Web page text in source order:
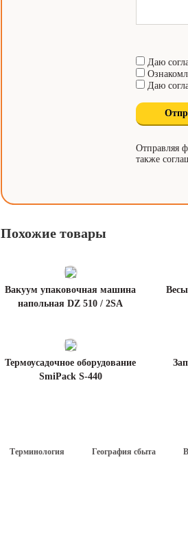
Даю
Даю
Отправляя
также
Похожие товары
Вакуум упаковочная машина
напольная DZ 510 / 2SA
Термоусадочное оборудование
SmiPack S-440
Терминология География сбыта